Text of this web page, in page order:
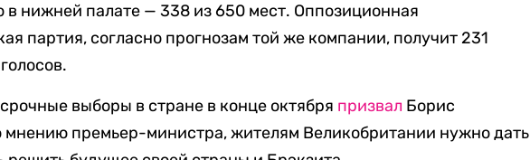
в нижней палате — 338 из 650 мест. Оппозиционная
партия, согласно прогнозам той же компании, получит 231
выборы в стране в конце октября призвал Борис
премьер-министра, жителям Великобритании нужно дать